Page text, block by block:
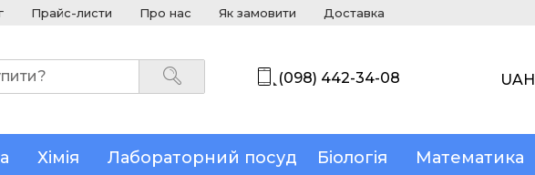
Прайс-листи Про нас Як замовити Доставка
(098) 442-34-08 UAH
Хімія Лабораторний посуд Біологія Математика